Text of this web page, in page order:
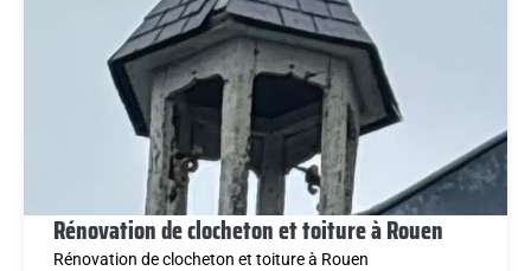
Rénovation de clocheton et toiture à Rouen
Rénovation de clocheton et toiture à Rouen